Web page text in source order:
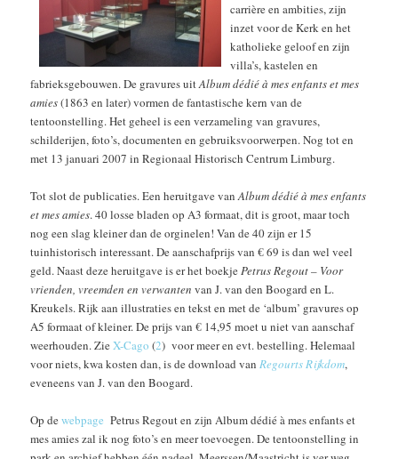
carrière en ambities, zijn
inzet voor de Kerk en het
katholieke geloof en zijn
villa’s, kastelen en
fabrieksgebouwen. De gravures uitAlbum dédié à mes enfants et mes
amies(1863 en later) vormen de fantastische kern van de
tentoonstelling. Het geheel is een verzameling van gravures,
schilderijen, foto’s, documenten en gebruiksvoorwerpen. Nog tot en
met 13 januari 2007 in Regionaal Historisch Centrum Limburg.
Tot slot de publicaties. Een heruitgave vanAlbum dédié à mes enfants
et mes amies. 40 losse bladen op A3 formaat, dit is groot, maar toch
nog een slag kleiner dan de orginelen! Van de 40 zijn er 15
tuinhistorisch interessant. De aanschafprijs van € 69 is dan wel veel
geld. Naast deze heruitgave is er het boekjePetrus Regout – Voor
vrienden, vreemden en verwanten van J. van den Boogard en L.
Kreukels. Rijk aan illustraties en tekst en met de ‘album’ gravures op
A5 formaat of kleiner. De prijs van € 14,95 moet u niet van aanschaf
weerhouden. ZieX-Cago (2) voor meer en evt. bestelling. Helemaal
voor niets, kwa kosten dan, is de download vanRegourts Rijkdom,
eveneens van J. van den Boogard.
Op dewebpage Petrus Regout en zijn Album dédié à mes enfants et
mes amies zal ik nog foto’s en meer toevoegen. De tentoonstelling in